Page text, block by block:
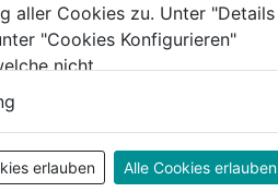
aller Cookies zu. Unter "Details
"Cookies Konfigurieren"
nicht.
erlauben Alle Cookies erlauben